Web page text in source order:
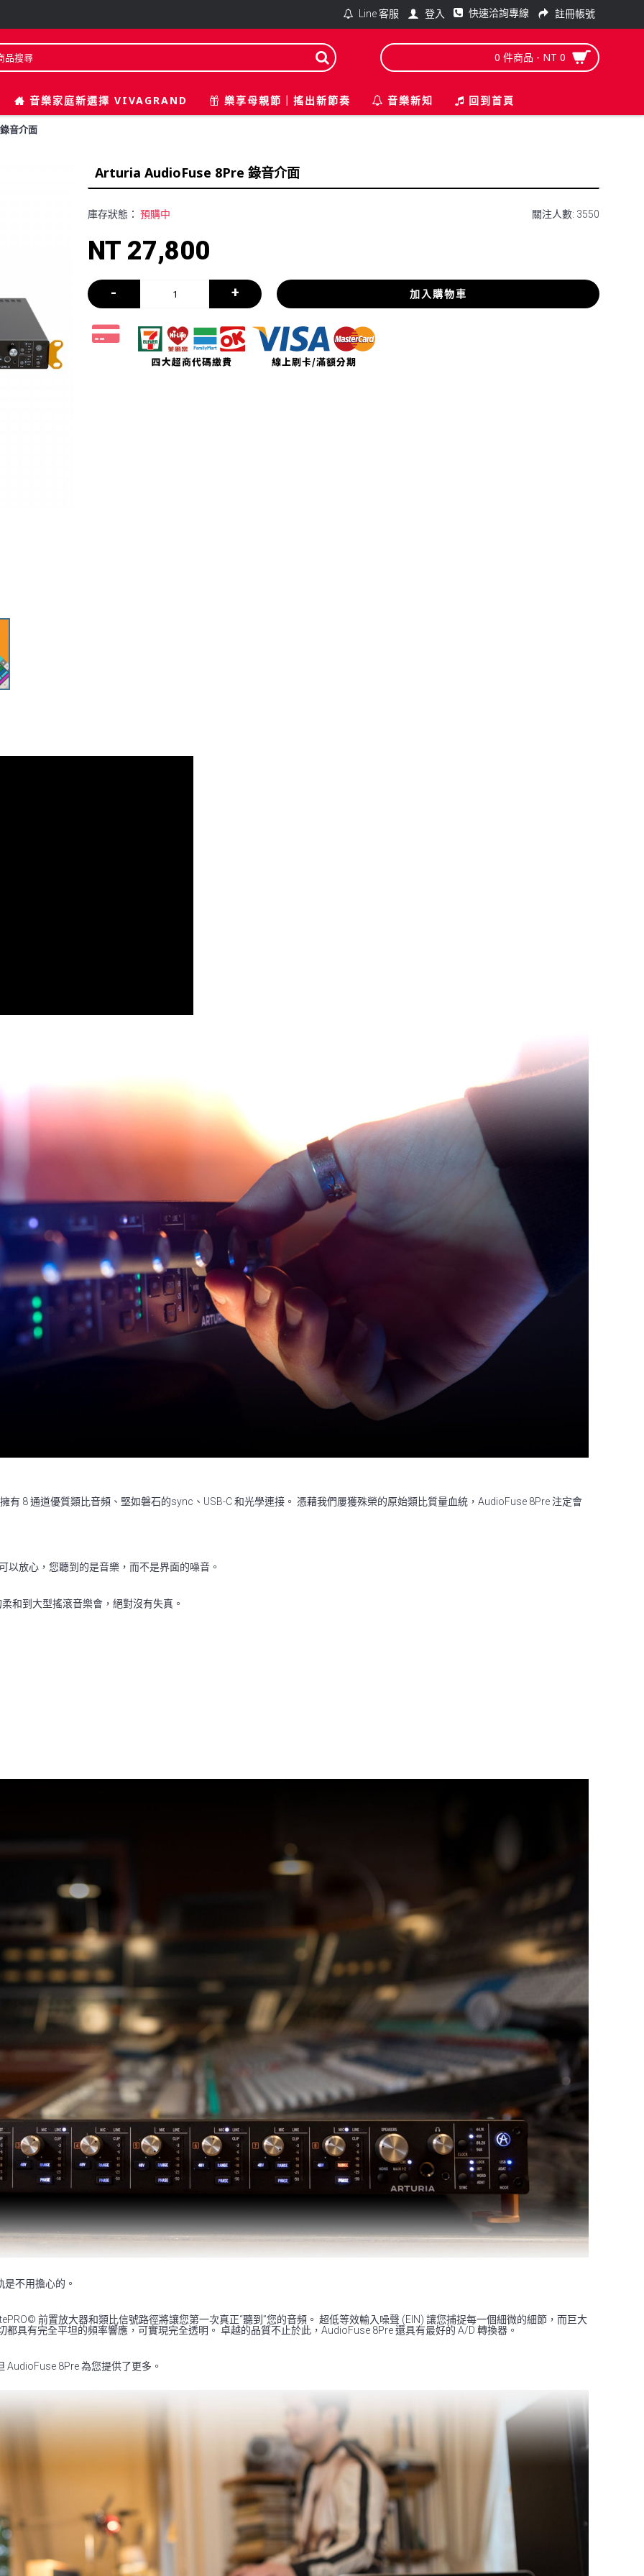
Line 客服 登入 快速洽詢專線 註冊帳號
0 件商品 - NT 0
音樂家庭新選擇 VIVAGRAND 樂享母親節｜搖出新節奏 音樂新知 回到首頁
音介面
Arturia AudioFuse 8Pre 錄音介面
關注人數: 3550
庫存狀態： 預購中
NT 27,800
- + 加入購物車
有 8 通道優質類比音頻、堅如磐石的sync、USB-C 和光學連接。 憑藉我們屢獲殊榮的原始類比質量血統，AudioFuse 8Pre 注定會
以放心，您聽到的是音樂，而不是界面的噪音。
和到大型搖滾音樂會，絕對沒有失真。
不用擔心的。
前置放大器和類比信號路徑將讓您第一次真正“聽到”您的音頻。 超低等效輸入噪聲 (EIN) 讓您捕捉每一個細微的細節，而巨大
具有完全平坦的頻率響應，可實現完全透明。 卓越的品質不止於此，AudioFuse 8Pre 還具有最好的 A/D 轉換器。
8Pre 為您提供了更多。